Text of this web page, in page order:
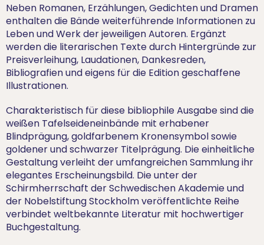
Neben Romanen, Erzählungen, Gedichten und Dramen
enthalten die Bände weiterführende Informationen zu
Leben und Werk der jeweiligen Autoren. Ergänzt
werden die literarischen Texte durch Hintergründe zur
Preisverleihung, Laudationen, Dankesreden,
Bibliografien und eigens für die Edition geschaffene
Illustrationen.
Charakteristisch für diese bibliophile Ausgabe sind die
weißen Tafelseideneinbände mit erhabener
Blindprägung, goldfarbenem Kronensymbol sowie
goldener und schwarzer Titelprägung. Die einheitliche
Gestaltung verleiht der umfangreichen Sammlung ihr
elegantes Erscheinungsbild. Die unter der
Schirmherrschaft der Schwedischen Akademie und
der Nobelstiftung Stockholm veröffentlichte Reihe
verbindet weltbekannte Literatur mit hochwertiger
Buchgestaltung.